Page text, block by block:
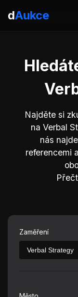
dAukce
Najděte si
na Verbal
nás
referencemi
Zaměření